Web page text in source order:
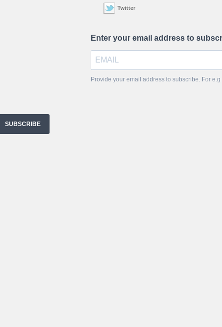
Twitter
Enter your email address to
Provide your email address to subscribe. For
SUBSCRIBE